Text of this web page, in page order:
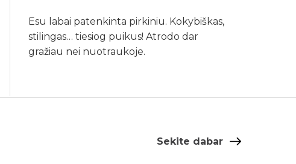
Esu labai patenkinta pirkiniu. Kokybiškas,
stilingas… tiesiog puikus! Atrodo dar
gražiau nei nuotraukoje.
Sekite dabar